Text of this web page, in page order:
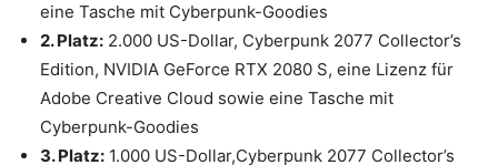
eine Tasche mit Cyberpunk-Goodies
2. Platz: 2.000 US-Dollar, Cyberpunk 2077 Collector’s
Edition, NVIDIA GeForce RTX 2080 S, eine Lizenz für
Adobe Creative Cloud sowie eine Tasche mit
Cyberpunk-Goodies
3. Platz: 1.000 US-Dollar,Cyberpunk 2077 Collector’s